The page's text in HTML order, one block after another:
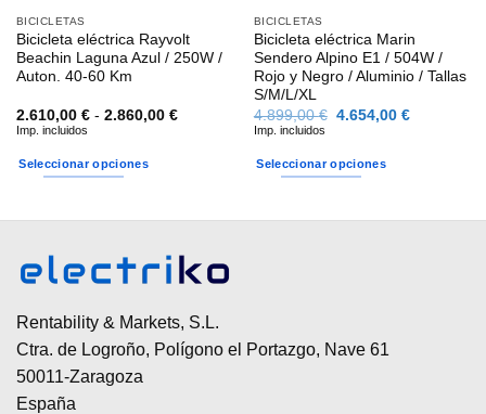
BICICLETAS
Bicicleta eléctrica Rayvolt
Beachin Laguna Azul / 250W /
Auton. 40-60 Km
2.610,00 € - 2.860,00 €Rango
Imp. incluidos
Seleccionar opciones
múltiples
variantes.
opciones
se
pueden
elegir
BICICLETAS
Bicicleta eléctrica Marin
Sendero Alpino E1 / 504W /
Rojo y Negro / Aluminio / Tallas
S/M/L/XL
4.899,00€ El
precio
era:
4.899,00 €.
4.654,00 €El
Imp. incluidos
Seleccionar opciones
se
Rentability & Markets, S.L.
Ctra. de Logroño, Polígono el Portazgo, Nave 61
50011-Zaragoza
España